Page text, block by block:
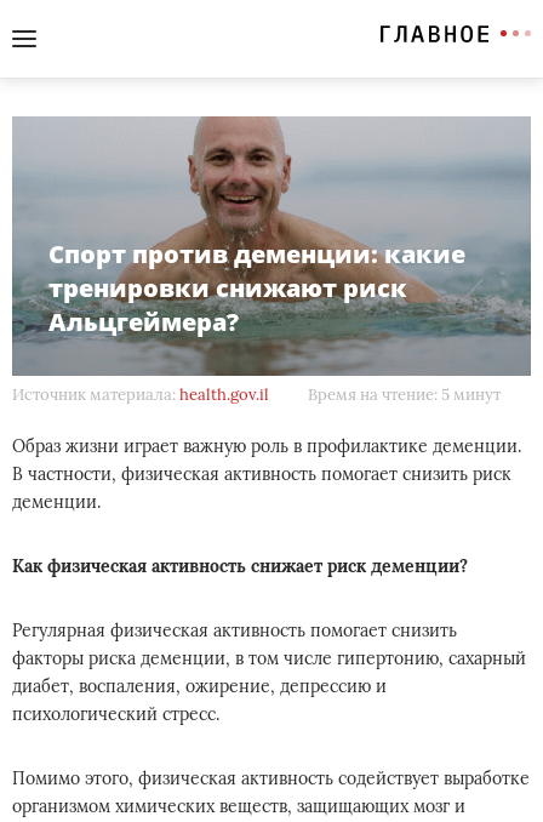
Спорт против деменции: какие
тренировки снижают риск
Альцгеймера?
Источник материала: health.gov.il Время на чтение: 5 минут
Образ жизни играет важную роль в профилактике деменции.
В частности, физическая активность помогает снизить риск
деменции.
Как физическая активность снижает риск деменции?
Регулярная физическая активность помогает снизить
факторы риска деменции, в том числе гипертонию, сахарный
диабет, воспаления, ожирение, депрессию и
психологический стресс.
Помимо этого, физическая активность содействует выработке
организмом химических веществ, защищающих мозг и